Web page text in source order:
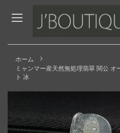
to
Content
ホーム
ミャンマー産天然無処理翡翠 関公
ト 冰
Skip
the
end